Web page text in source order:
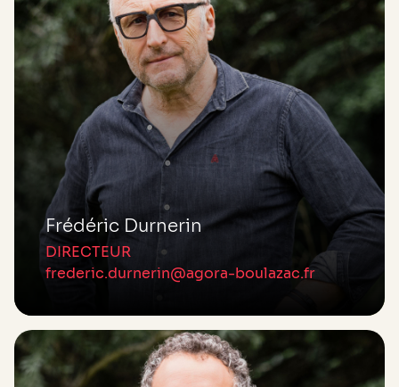
Frédéric Durnerin
DIRECTEUR
frederic.durnerin@agora-boulazac.fr